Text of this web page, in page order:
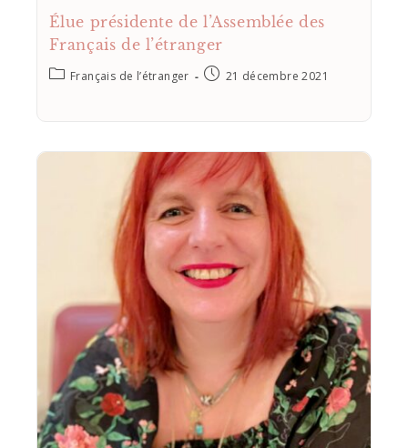
Élue présidente de l’Assemblée des
Français de l’étranger
Français de l’étranger 21 décembre 2021